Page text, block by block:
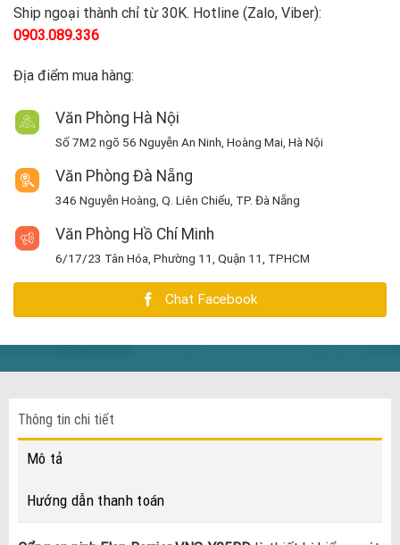
Ship ngoại thành chỉ từ 30K. Hotline (Zalo, Viber):
0903.089.336
Địa điểm mua hàng:
Văn Phòng Hà Nội
Số 7M2 ngõ 56 Nguyễn An Ninh, Hoàng Mai, Hà Nội
Văn Phòng Đà Nẵng
346 Nguyễn Hoàng, Q. Liên Chiểu, TP. Đà Nẵng
Văn Phòng Hồ Chí Minh
6/17/23 Tân Hóa, Phường 11, Quận 11, TPHCM
Chat Facebook
Thông tin chi tiết
Mô tả
Hướng dẫn thanh toán